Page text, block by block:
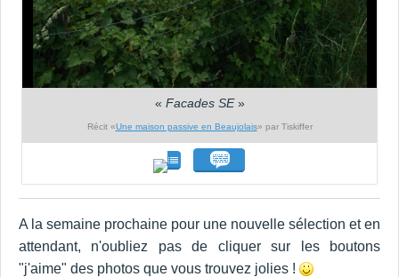
« Facades SE»
Récit «Une maison passive en Beaujolais» par Tiskiffer
A la semaine prochaine pour une nouvelle sélection et en
attendant, n'oubliez pas de cliquer sur les boutons
"j'aime" des photos que vous trouvez jolies !